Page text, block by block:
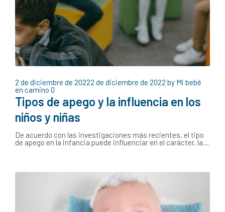
2 de diciembre de 20222 de diciembre de 2022 by Mi bebé
en camino 0
Tipos de apego y la influencia en los
niños y niñas
De acuerdo con las investigaciones más recientes, el tipo
de apego en la infancia puede influenciar en el carácter, la…